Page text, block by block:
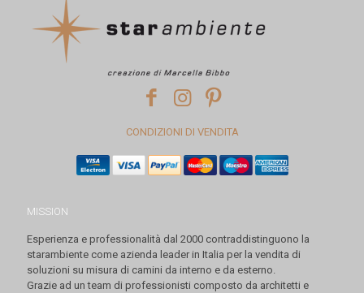
CONDIZIONI DI VENDITA
MISSION
Esperienza e professionalità dal 2000 contraddistinguono la
starambiente come azienda leader in Italia per la vendita di
soluzioni su misura di camini da interno e da esterno.
Grazie ad un team di professionisti composto da architetti e